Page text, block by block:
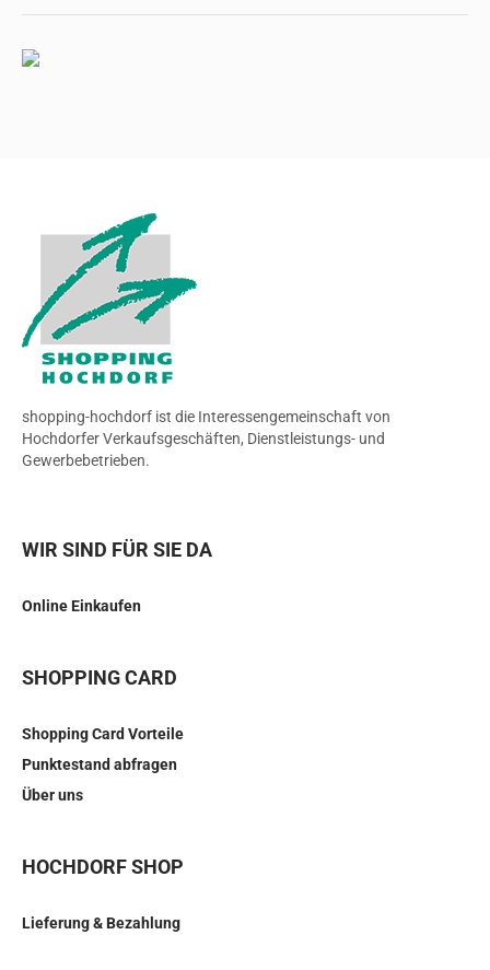
shopping-hochdorf ist die Interessengemeinschaft von
Hochdorfer Verkaufsgeschäften, Dienstleistungs- und
Gewerbebetrieben.
WIR SIND FÜR SIE DA
Online Einkaufen
SHOPPING CARD
Shopping Card Vorteile
Punktestand abfragen
Über uns
HOCHDORF SHOP
Lieferung & Bezahlung